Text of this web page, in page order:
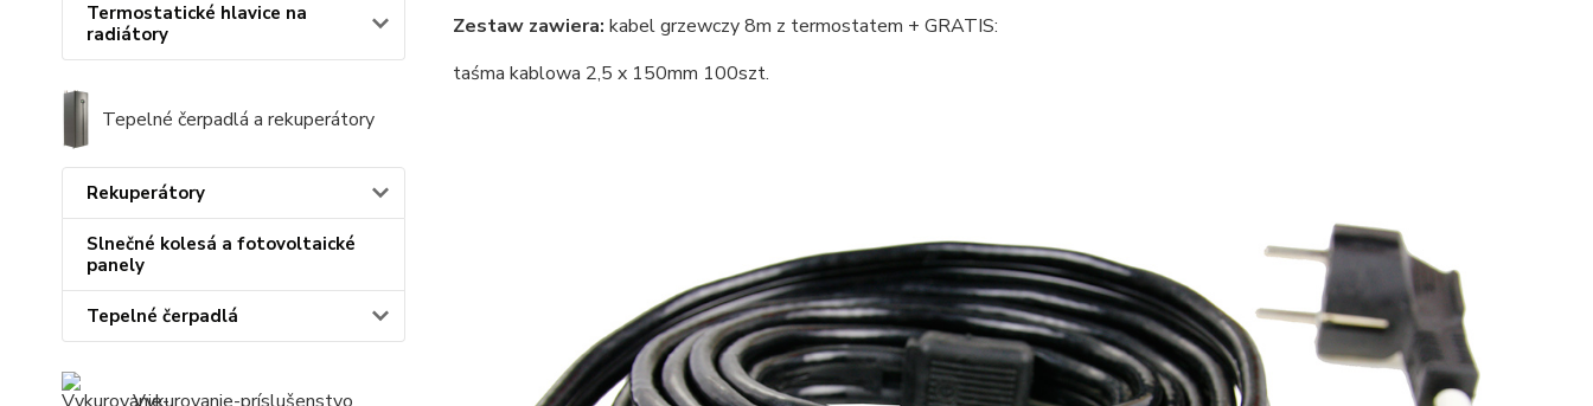
Termostatické hlavice na
radiátory
Tepelné čerpadlá a rekuperátory
Rekuperátory
Slnečné kolesá a fotovoltaické
panely
Tepelné čerpadlá
Zestaw zawiera: kabel grzewczy 8m z termostatem + GRATIS:
taśma kablowa 2,5 x 150mm 100szt.